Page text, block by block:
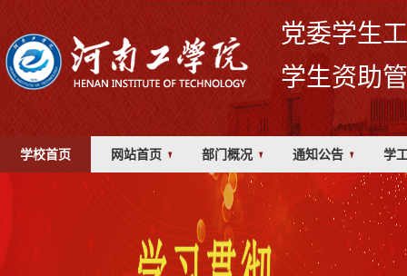
党委学生
学生资助
学校首页 网站首页 部门概况 通知公告 学